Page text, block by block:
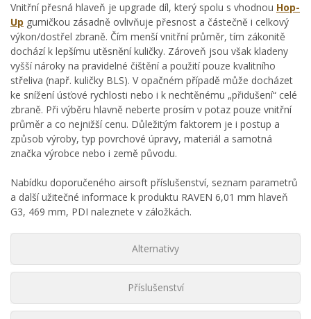
Vnitřní přesná hlaveň je upgrade díl, který spolu s vhodnou Hop-
Up gumičkou zásadně ovlivňuje přesnost a částečně i celkový
výkon/dostřel zbraně. Čím menší vnitřní průměr, tím zákonitě
dochází k lepšímu utěsnění kuličky. Zároveň jsou však kladeny
vyšší nároky na pravidelné čištění a použití pouze kvalitního
střeliva (např. kuličky BLS). V opačném případě může docházet
ke snížení úsťové rychlosti nebo i k nechtěnému „přidušení“ celé
zbraně. Při výběru hlavně neberte prosím v potaz pouze vnitřní
průměr a co nejnižší cenu. Důležitým faktorem je i postup a
způsob výroby, typ povrchové úpravy, materiál a samotná
značka výrobce nebo i země původu.
Nabídku doporučeného airsoft příslušenství, seznam parametrů
a další užitečné informace k produktu RAVEN 6,01 mm hlaveň
G3, 469 mm, PDI naleznete v záložkách.
Alternativy
Příslušenství